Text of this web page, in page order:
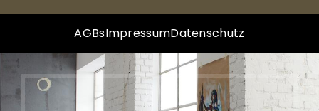
AGBsImpressumDatenschutz